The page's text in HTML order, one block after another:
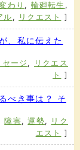
わり , 輪廻転生 ,
ル, リクエスト ]
、私に伝えた
セージ ,
リクエス
ト
]
べき事は？ そ
障害,運勢,
リク
エスト
]